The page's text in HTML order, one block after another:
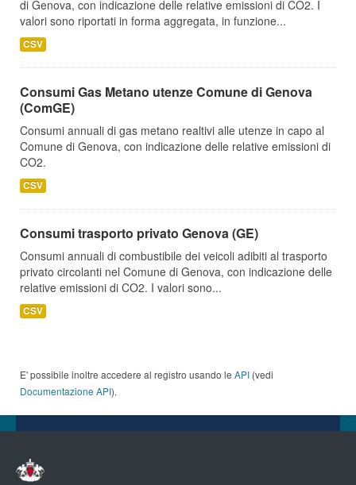
di Genova, con indicazione delle relative emissioni di CO2. I
valori sono riportati in forma aggregata, in funzione...
CSV
Consumi Gas Metano utenze Comune di Genova
(ComGE)
Consumi annuali di gas metano realtivi alle utenze in capo al
Comune di Genova, con indicazione delle relative emissioni di
CO2.
CSV
Consumi trasporto privato Genova (GE)
Consumi annuali di combustibile dei veicoli adibiti al trasporto
privato circolanti nel Comune di Genova, con indicazione delle
relative emissioni di CO2. I valori sono...
CSV
E' possibile inoltre accedere al registro usando le API (vedi
Documentazione API).